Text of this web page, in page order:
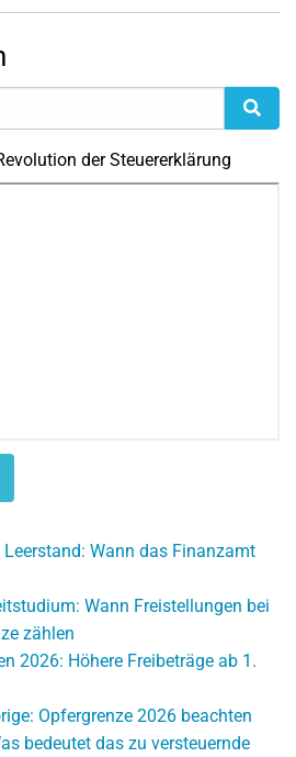
der Steuererklärung
Wann das Finanzamt
Wann Freistellungen bei
zählen
2026: Höhere Freibeträge ab 1.
Opfergrenze 2026 beachten
bedeutet das zu versteuernde